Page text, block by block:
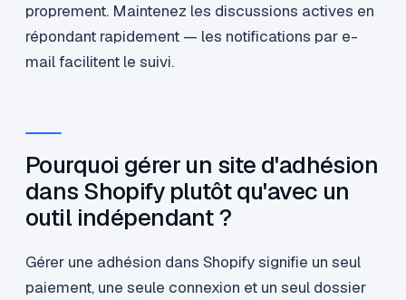
proprement. Maintenez les discussions actives en
répondant rapidement — les notifications par e-
mail facilitent le suivi.
Pourquoi gérer un site d'adhésion
dans Shopify plutôt qu'avec un
outil indépendant ?
Gérer une adhésion dans Shopify signifie un seul
paiement, une seule connexion et un seul dossier